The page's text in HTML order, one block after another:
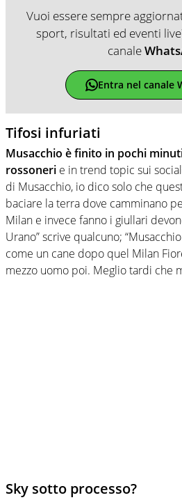
Vuoi essere sempre
sport, risultati ed eventi
canale
Entra nel canale
Tifosi infuriati
Musacchio è finito in pochi
rossoneri e in trend topic sui
di Musacchio, io dico solo che
baciare la terra dove camminano
Milan e invece fanno i giullari
Urano” scrive qualcuno;
come un cane dopo quel Milan
mezzo uomo poi. Meglio tardi che
Sky sotto processo?